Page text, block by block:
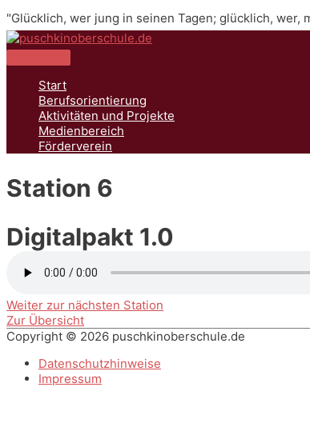
Zum
Inhalt
springen
"Glücklich, wer jung in seinen Tagen; glücklich,
Hauptmenü
Start
Berufsorientierung
Aktivitäten und Projekte
Medienbereich
Förderverein
Station 6
Digitalpakt 1.0
Weiter zur nächsten Station
Zur Übersicht
Copyright © 2026 puschkinoberschule.de
Datenschutzhinweise
Impressum